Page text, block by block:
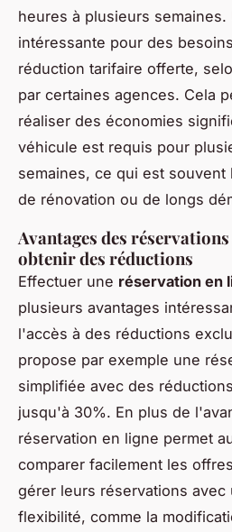
heures à plusieurs semaines.
intéressante pour des
réduction tarifaire offerte,
par certaines agences. Cela
réaliser des économies
véhicule est requis pour
semaines, ce qui est
de rénovation ou de longs
Avantages des
obtenir des réductions
Effectuer une réservation en
plusieurs avantages
l'accès à des réductions
propose par exemple une
simplifiée avec des
jusqu'à 30%. En plus de
réservation en ligne permet
comparer facilement les
gérer leurs réservations avec
flexibilité, comme la